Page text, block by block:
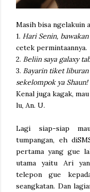
Masih bisa ngelakuin
1. Hari Senin,
cetek permintaannya.
2. Beliin saya galaxy
3. Bayarin tiket
sekelompok ya Shaun!
Kenal juga kagak,
lu, An. U.
Lagi siap-siap
tumpangan, eh
pertama yang gue
utama yaitu Ari
telepon gue
seangkatan. Dan